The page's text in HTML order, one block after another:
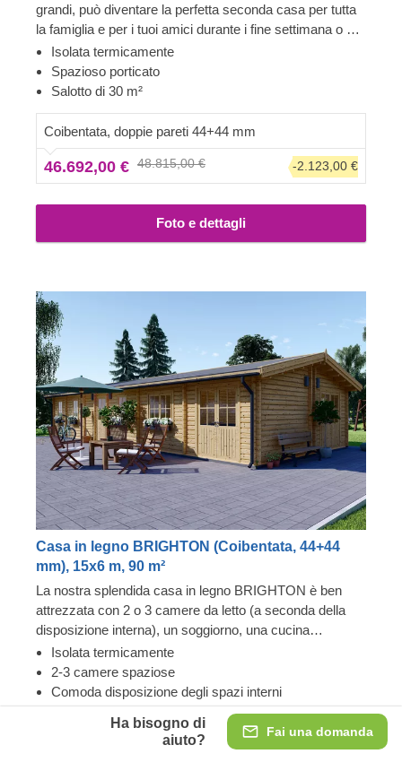
Fai una domanda
Ha bisogno di
aiuto?
grandi, può diventare la perfetta seconda casa per tutta
la famiglia e per i tuoi amici durante i fine settimana o per
le feste di famiglia. Grazie alla sua funzionalità e al vasto
spazio interno, questo splendido edificio prefabbricato,
realizzato in legno naturale di conifere, ha un enorme
la tua famiglia o addirittura una vera e propria prima
casa. Trascorri del tempo prezioso insieme a coloro che
consideri la migliore compagnia possibile, circondati
dalla natura e dall'aria fresca.
Isolata termicamente
Spazioso porticato
Salotto di 30 m²
Coibentata, doppie pareti 44+44 mm
46.692,00 € 48.815,00 € -2.123,00 €
Foto e dettagli
Casa in legno BRIGHTON (Coibentata, 44+44
mm), 15x6 m, 90 m²
La nostra splendida casa in legno BRIGHTON è ben
attrezzata con 2 o 3 camere da letto (a seconda della
disposizione interna), un soggiorno, una cucina
separata, uno spazio bagno e diverse stanze aggiuntive
più piccole che potrebbero servire a numerosi scopi.
Grazie al suo vasto spazio e alla superba disposizione
interna, questa casa è una base perfetta per grandi
riunioni di famiglia o con gli amici.
Isolata termicamente
2-3 camere spaziose
Comoda disposizione degli spazi interni
Coibentata, doppie pareti 44+44 mm